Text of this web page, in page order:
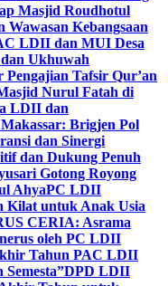
Masjid Roudhotul
Kebangsaan
LDII dan MUI Desa
Ukhuwah
Tafsir Qur’an
Nurul Fatah di
LDII dan
Brigjen Pol
dan Sinergi
dan Dukung Penuh
Gotong Royong
AhyaPC LDII
Kilat untuk Anak Usia
CERIA: Asrama
oleh PC LDII
Tahun PAC LDII
DPD LDII